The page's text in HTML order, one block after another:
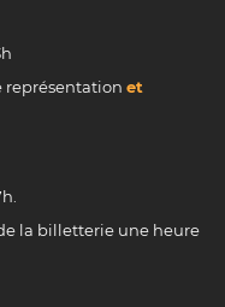
représentation et
la billetterie une heure